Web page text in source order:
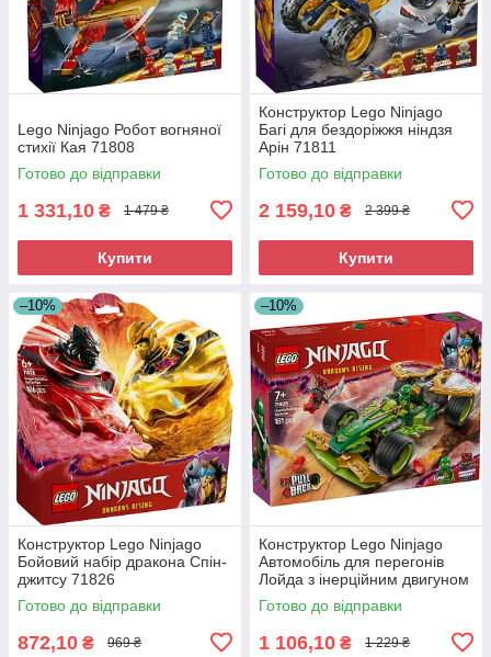
Lego Ninjago Робот вогняної
стихії Кая 71808
Готово до відправки
1 331,10 ₴ 1 479 ₴
Купити
Конструктор Lego Ninjago
Багі для бездоріжжя ніндзя
Арін 71811
Готово до відправки
2 159,10 ₴ 2 399 ₴
Купити
–10%
Конструктор Lego Ninjago
Бойовий набір дракона Спін-
джитсу 71826
Готово до відправки
872,10 ₴ 969 ₴
–10%
Конструктор Lego Ninjago
Автомобіль для перегонів
Лойда з інерційним двигуном
71828
Готово до відправки
1 106,10 ₴ 1 229 ₴